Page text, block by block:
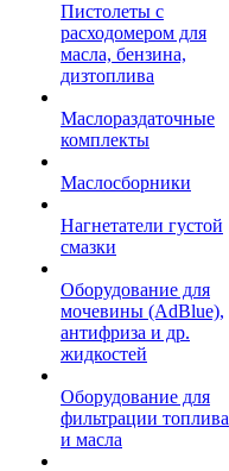
Пистолеты с
расходомером для
масла, бензина,
дизтоплива
Маслораздаточные
комплекты
Маслосборники
Нагнетатели густой
смазки
Оборудование для
мочевины (AdBlue),
антифриза и др.
жидкостей
Оборудование для
фильтрации топлива
и масла